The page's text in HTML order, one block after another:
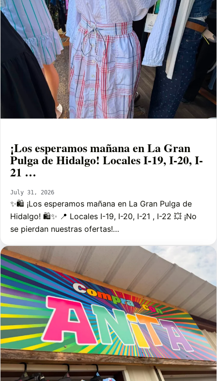
¡Los esperamos mañana en La Gran
Pulga de Hidalgo! Locales I-19, I-20, I-
21 …
July 31, 2026
✨🛍️ ¡Los esperamos mañana en La Gran Pulga de
Hidalgo! 🛍️✨ 📍 Locales I-19, I-20, I-21 , I-22 💥 ¡No
se pierdan nuestras ofertas!…